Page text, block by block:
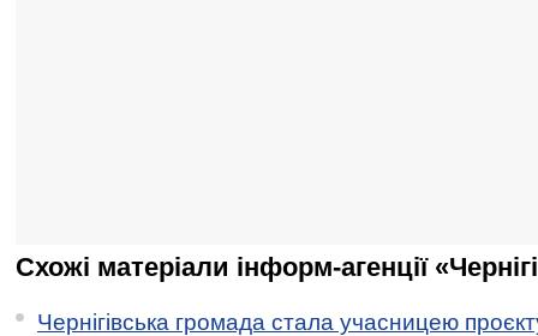
Схожі матеріали інформ-агенції
Чернігівська громада стала учасницею